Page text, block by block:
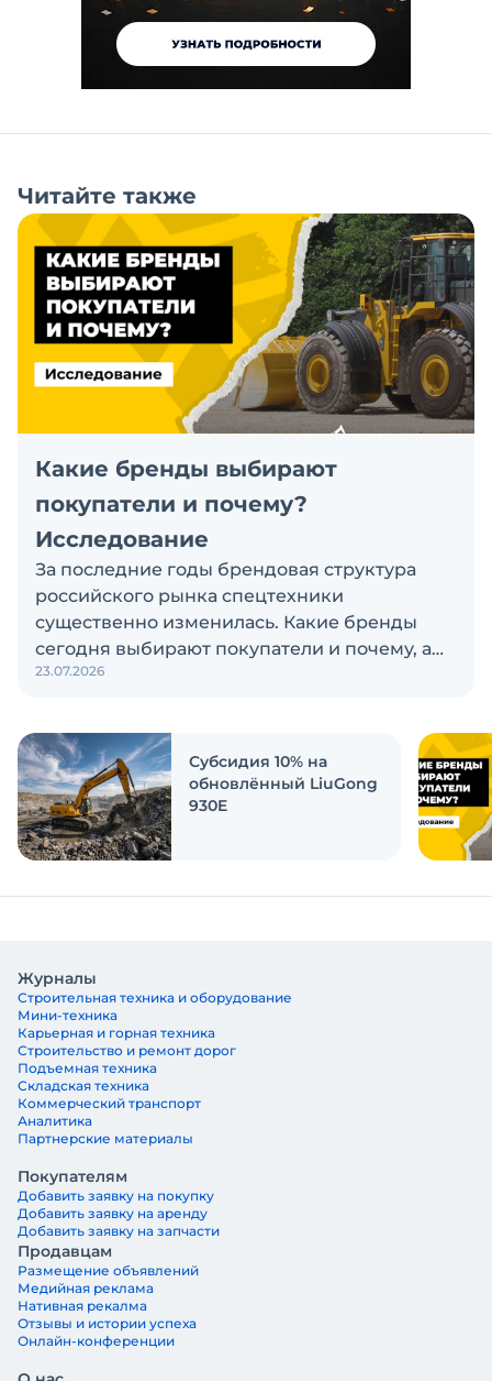
Читайте также
Какие бренды выбирают
покупатели и почему?
Исследование
За последние годы брендовая структура
российского рынка спецтехники
существенно изменилась. Какие бренды
сегодня выбирают покупатели и почему, а
также кого считают лидерами рынка?
ответить на эти вопросы
23.07.2026
Субсидия 10% на
обновлённый LiuGong
930E
Журналы
Строительная техника и оборудование
Мини-техника
Карьерная и горная техника
Строительство и ремонт дорог
Подъемная техника
Складская техника
Коммерческий транспорт
Аналитика
Партнерские материалы
Покупателям
Добавить заявку на покупку
Добавить заявку на аренду
Добавить заявку на запчасти
Продавцам
Размещение объявлений
Медийная реклама
Нативная рекалма
Отзывы и истории успеха
Онлайн-конференции